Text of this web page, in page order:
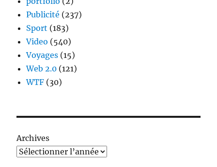
Publicité (237)
Sport (183)
Video (540)
Voyages (15)
Web 2.0 (121)
WTF (30)
Archives